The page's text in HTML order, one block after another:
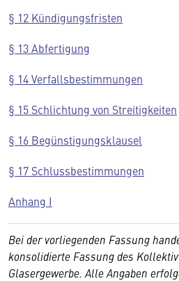
§ 12 Kündigungsfristen
§ 13 Abfertigung
§ 14 Verfallsbestimmungen
§ 15 Schlichtung von Streitigkeiten
§ 16 Begünstigungsklausel
§ 17 Schlussbestimmungen
Anhang I
Bei der vorliegenden Fassung
konsolidierte Fassung des
Glasergewerbe. Alle Angaben